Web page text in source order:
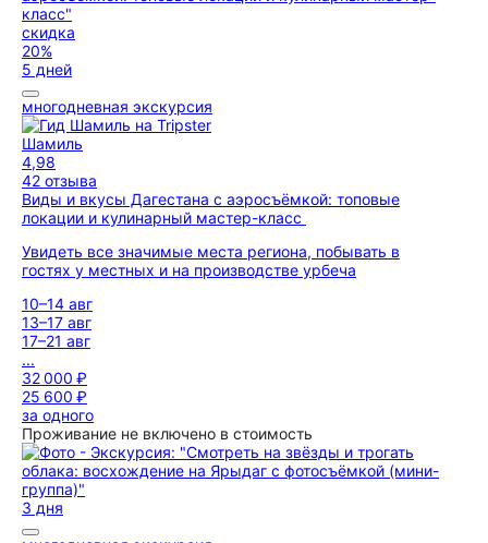
скидка
20%
5 дней
многодневная экскурсия
Шамиль
4,98
42 отзыва
Виды и вкусы Дагестана с аэросъёмкой: топовые
локации и кулинарный мастер-класс
Увидеть все значимые места региона, побывать в
гостях у местных и на производстве урбеча
10–14 авг
13–17 авг
17–21 авг
...
32 000 ₽
25 600 ₽
за одного
Проживание не включено в стоимость
3 дня